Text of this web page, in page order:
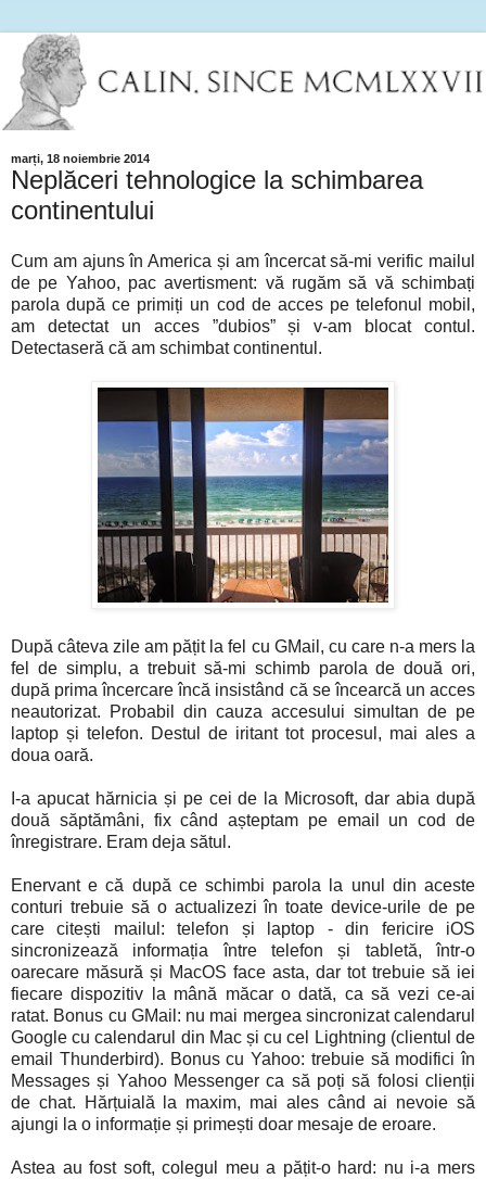
marți, 18 noiembrie 2014
Neplăceri tehnologice la schimbarea
continentului
Cum am ajuns în America și am încercat să-mi verific mailul
de pe Yahoo, pac avertisment: vă rugăm să vă schimbați
parola după ce primiți un cod de acces pe telefonul mobil,
am detectat un acces ”dubios” și v-am blocat contul.
Detectaseră că am schimbat continentul.
După câteva zile am pățit la fel cu GMail, cu care n-a mers la
fel de simplu, a trebuit să-mi schimb parola de două ori,
după prima încercare încă insistând că se încearcă un acces
neautorizat. Probabil din cauza accesului simultan de pe
laptop și telefon. Destul de iritant tot procesul, mai ales a
doua oară.
I-a apucat hărnicia și pe cei de la Microsoft, dar abia după
două săptămâni, fix când așteptam pe email un cod de
înregistrare. Eram deja sătul.
Enervant e că după ce schimbi parola la unul din aceste
conturi trebuie să o actualizezi în toate device-urile de pe
care citești mailul: telefon și laptop - din fericire iOS
sincronizează informația între telefon și tabletă, într-o
oarecare măsură și MacOS face asta, dar tot trebuie să iei
fiecare dispozitiv la mână măcar o dată, ca să vezi ce-ai
ratat. Bonus cu GMail: nu mai mergea sincronizat calendarul
Google cu calendarul din Mac și cu cel Lightning (clientul de
email Thunderbird). Bonus cu Yahoo: trebuie să modifici în
Messages și Yahoo Messenger ca să poți să folosi clienții
de chat. Hărțuială la maxim, mai ales când ai nevoie să
ajungi la o informație și primești doar mesaje de eroare.
Astea au fost soft, colegul meu a pățit-o hard: nu i-a mers